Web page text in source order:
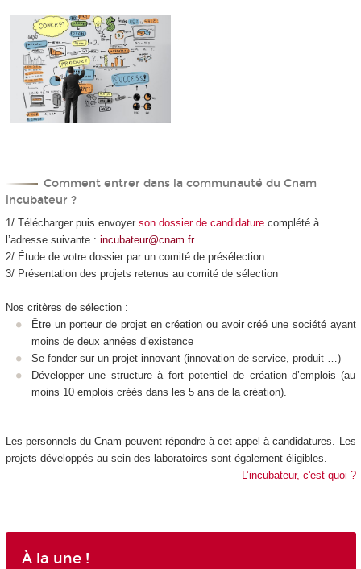
Comment entrer dans la communauté du Cnam
incubateur ?
1/ Télécharger puis envoyer son dossier de candidaturecomplété à
l’adresse suivante : incubateur@cnam.fr
2/ Étude de votre dossier par un comité de présélection
3/ Présentation des projets retenus au comité de sélection
Nos critères de sélection :
Être un porteur de projet en création ou avoir créé une société ayant
moins de deux années d’existence
Se fonder sur un projet innovant (innovation de service, produit …)
Développer une structure à fort potentiel de création d’emplois (au
moins 10 emplois créés dans les 5 ans de la création).
Les personnels du Cnam peuvent répondre à cet appel à candidatures. Les
projets développés au sein des laboratoires sont également éligibles.
L’incubateur, c'est quoi ?
À la une !